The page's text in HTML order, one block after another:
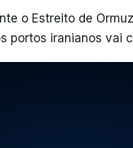
o Estreito de
portos iranianos vai